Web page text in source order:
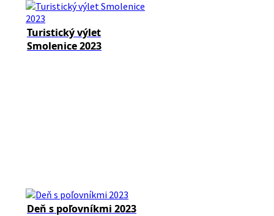
Turistický výlet
Smolenice 2023
Deň s poľovníkmi 2023